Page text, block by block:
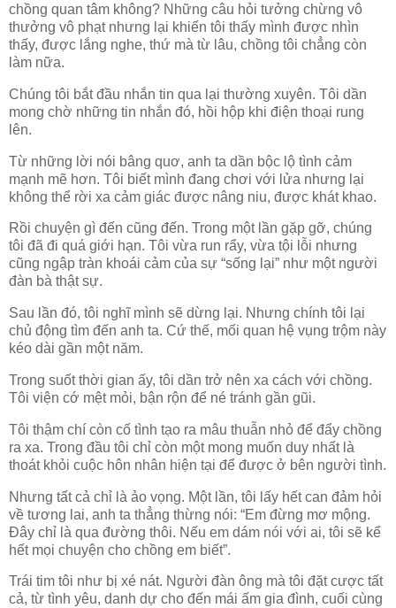
chồng quan tâm không? Những câu hỏi tưởng chừng vô
thưởng vô phạt nhưng lại khiến tôi thấy mình được nhìn
thấy, được lắng nghe, thứ mà từ lâu, chồng tôi chẳng còn
làm nữa.
Chúng tôi bắt đầu nhắn tin qua lại thường xuyên. Tôi dần
mong chờ những tin nhắn đó, hồi hộp khi điện thoại rung
lên.
Từ những lời nói bâng quơ, anh ta dần bộc lộ tình cảm
mạnh mẽ hơn. Tôi biết mình đang chơi với lửa nhưng lại
không thể rời xa cảm giác được nâng niu, được khát khao.
Rồi chuyện gì đến cũng đến. Trong một lần gặp gỡ, chúng
tôi đã đi quá giới hạn. Tôi vừa run rẩy, vừa tội lỗi nhưng
cũng ngập tràn khoái cảm của sự “sống lại” như một người
đàn bà thật sự.
Sau lần đó, tôi nghĩ mình sẽ dừng lại. Nhưng chính tôi lại
chủ động tìm đến anh ta. Cứ thế, mối quan hệ vụng trộm này
kéo dài gần một năm.
Trong suốt thời gian ấy, tôi dần trở nên xa cách với chồng.
Tôi viện cớ mệt mỏi, bận rộn để né tránh gần gũi.
Tôi thậm chí còn cố tình tạo ra mâu thuẫn nhỏ để đẩy chồng
ra xa. Trong đầu tôi chỉ còn một mong muốn duy nhất là
thoát khỏi cuộc hôn nhân hiện tại để được ở bên người tình.
Nhưng tất cả chỉ là ảo vọng. Một lần, tôi lấy hết can đảm hỏi
về tương lai, anh ta thẳng thừng nói: “Em đừng mơ mộng.
Đây chỉ là qua đường thôi. Nếu em dám nói với ai, tôi sẽ kể
hết mọi chuyện cho chồng em biết”.
Trái tim tôi như bị xé nát. Người đàn ông mà tôi đặt cược tất
cả, từ tình yêu, danh dự cho đến mái ấm gia đình, cuối cùng